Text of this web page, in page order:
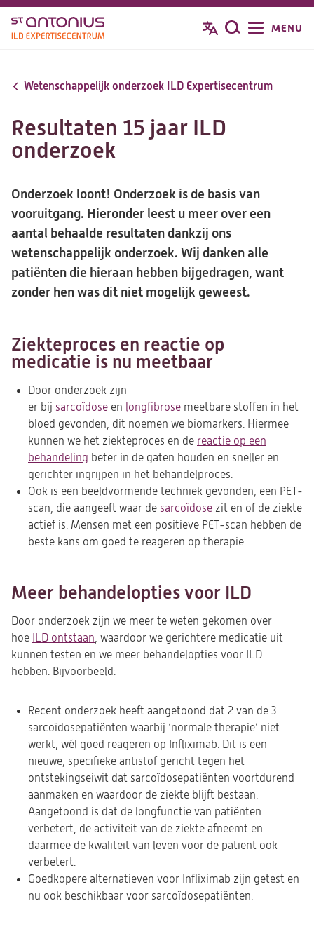
Overslaan
en
inhoud
Zoeken
MENU
Wetenschappelijk onderzoek ILD Expertisecentrum
Resultaten 15 jaar ILD
onderzoek
Onderzoek loont! Onderzoek is de basis van
vooruitgang. Hieronder leest u meer over een
aantal behaalde resultaten dankzij ons
wetenschappelijk onderzoek. Wij danken alle
patiënten die hieraan hebben bijgedragen, want
zonder hen was dit niet mogelijk geweest.
Ziekteproces en reactie op
medicatie is nu meetbaar
Door onderzoek zijn
er bij sarcoïdose en longfibrose meetbare stoffen in het
bloed gevonden, dit noemen we biomarkers. Hiermee
kunnen we het ziekteproces en de reactie op een
behandeling beter in de gaten houden en sneller en
gerichter ingrijpen in het behandelproces.
Ook is een beeldvormende techniek gevonden, een PET-
scan, die aangeeft waar de sarcoïdose zit en of de ziekte
actief is. Mensen met een positieve PET-scan hebben de
beste kans om goed te reageren op therapie.
Meer behandelopties voor ILD
Door onderzoek zijn we meer te weten gekomen over
hoe ILD ontstaan, waardoor we gerichtere medicatie uit
kunnen testen en we meer behandelopties voor ILD
hebben. Bijvoorbeeld:
Recent onderzoek heeft aangetoond dat 2 van de 3
sarcoïdosepatiënten waarbij ‘normale therapie’ niet
werkt, wél goed reageren op Infliximab. Dit is een
nieuwe, specifieke antistof gericht tegen het
ontstekingseiwit dat sarcoïdosepatiënten voortdurend
aanmaken en waardoor de ziekte blijft bestaan.
Aangetoond is dat de longfunctie van patiënten
verbetert, de activiteit van de ziekte afneemt en
daarmee de kwaliteit van leven voor de patiënt ook
verbetert.
Goedkopere alternatieven voor Infliximab zijn getest en
nu ook beschikbaar voor sarcoïdosepatiënten.